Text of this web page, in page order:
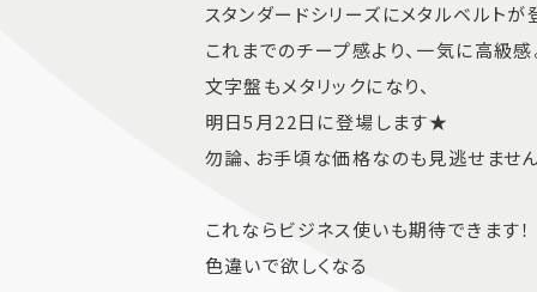
スタンダードシリーズにメタルベルトが
これまでのチープ感より、一気に高級感
文字盤もメタリックになり、
明日5月22日に登場します★
勿論、お手頃な価格なのも見逃せませ
これならビジネス使いも期待できます！
色違いで欲しくなる